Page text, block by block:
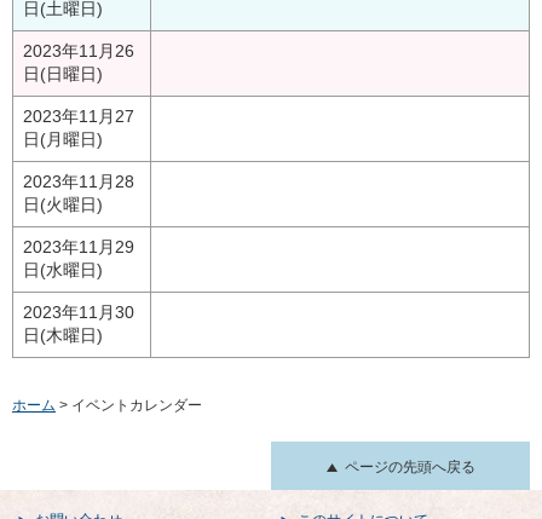
日(土曜日)
2023年11月26
日(日曜日)
2023年11月27
日(月曜日)
2023年11月28
日(火曜日)
2023年11月29
日(水曜日)
2023年11月30
日(木曜日)
ホーム > イベントカレンダー
ページの先頭へ戻る